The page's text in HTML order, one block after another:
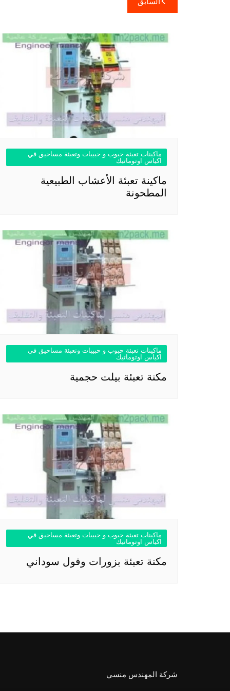
المقالات
ماكينات تعبئة حبوب و حبيبات وتعبئة مساحيق في
اكياس اوتوماتيك
ماكينة تعبئة الأعشاب الطبيعية
المطحونة
ماكينات تعبئة حبوب و حبيبات وتعبئة مساحيق في
اكياس اوتوماتيك
مكنة تعبئة بيلت حجمية
ماكينات تعبئة حبوب و حبيبات وتعبئة مساحيق في
اكياس اوتوماتيك
مكنة تعبئة بزورات وفول سوداني
شركة المهندس منسي